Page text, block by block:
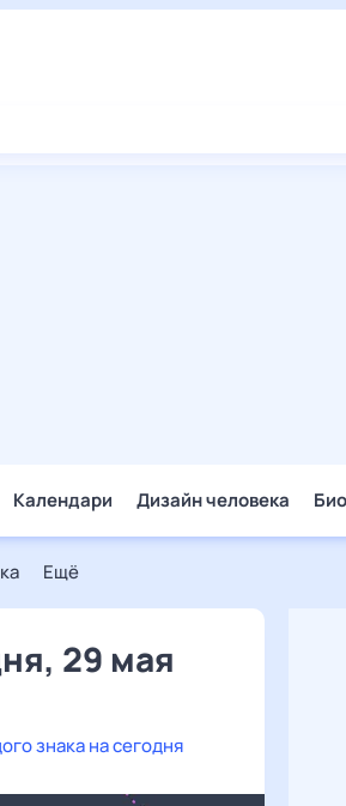
Календари Дизайн человека
Ещё
29 мая
знака на сегодня